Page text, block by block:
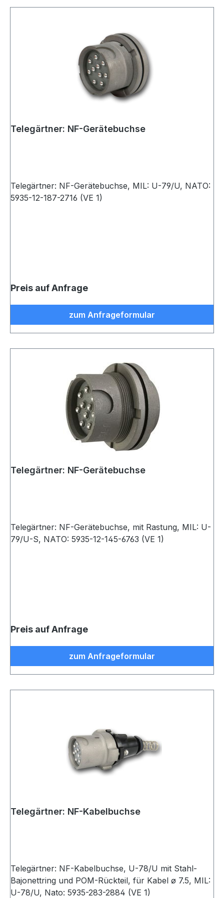
Telegärtner: NF-Gerätebuchse
Telegärtner: NF-Gerätebuchse, MIL: U-79/U, NATO:
5935-12-187-2716 (VE 1)
Preis auf Anfrage
zum Anfrageformular
Telegärtner: NF-Gerätebuchse
Telegärtner: NF-Gerätebuchse, mit Rastung, MIL: U-
79/U-S, NATO: 5935-12-145-6763 (VE 1)
Preis auf Anfrage
zum Anfrageformular
Telegärtner: NF-Kabelbuchse
Telegärtner: NF-Kabelbuchse, U-78/U mit Stahl-
Bajonettring und POM-Rückteil, für Kabel ø 7.5, MIL:
U-78/U, Nato: 5935-283-2884 (VE 1)